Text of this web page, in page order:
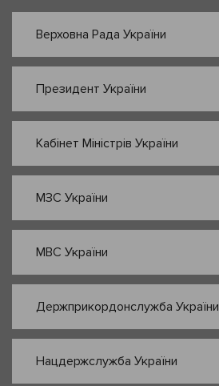
Верховна Рада України
Президент України
Кабінет Міністрів України
МЗС України
МВС України
Держприкордонслужба України
Нацдержслужба України